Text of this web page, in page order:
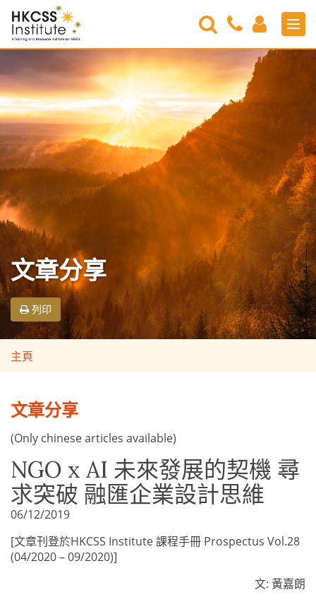
HKCSS
Institute
Search
Contact
Us
Login
文章分享
列印
主頁
文章分享
(Only chinese articles available)
NGO x AI 未來發展的契機 尋
求突破 融匯企業設計思維
06/12/2019
[文章刊登於HKCSS Institute 課程手冊 Prospectus Vol.28
(04/2020 – 09/2020)]
文: 黃嘉朗